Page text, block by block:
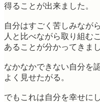
得ることが出来ました。
自分はすごく苦しみながら
人と比べながら取り組む
あることが分かってきまし
なかなかできない自分を
よく見せたがる。
でもこれは自分を幸せに